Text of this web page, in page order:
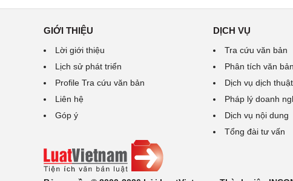
GIỚI THIỆU
Lời giới thiệu
Lịch sử phát triển
Profile Tra cứu văn bản
Liên hệ
Góp ý
DỊCH VỤ
Tra cứu văn bản
Phân tích văn bản
Dịch vụ dịch thuật
Pháp lý doanh
Dịch vụ nội dung
Tổng đài tư vấn